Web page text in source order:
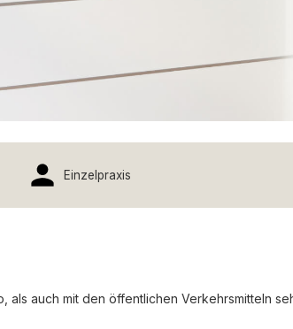
Einzelpraxis
auch mit den öffentlichen Verkehrsmitteln